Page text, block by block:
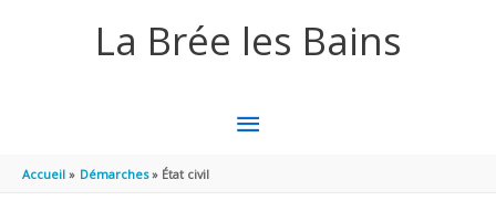
La Brée les Bains
MENU
Accueil Démarches État civil